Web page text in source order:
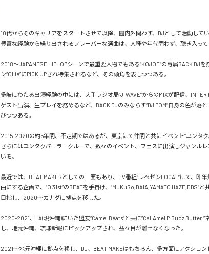
10代からそのキャリアをスタートさせて以降、圏内外問わず、DJとして活動してい
豊富な経験から繰り出されるフレーバーな選曲は、人種や年代問わず、聴き入って
2018〜JAPANESE HIPHOPシーンで最重要人物でもある“KOJOE”の専属BACK DJ
ン“Ollie”にPICK UPされ特集されるなど、その頭角を表しつつある。
多岐にわたる出演経験の中には、大手ラジオ局“J-WAVE”からのMIXが配信、INTER
ゲスト出演、生プレイを務めるなど、BACK DJのみならず“DJ POM”自身の色が落
びつつある。
2015-2020の約5年間、不定期ではあるが、東京にて仲間と共にイベント“ユンタク
さらにはユンタクパーラークルーで、数々のイベント、フェスに出演しジャンル
いる。
最近では、BEAT MAKERとしての一面もあり、TV番組“レペゼンLOCAL”にて、昨
曲にする企画で、“O 31st”のBEATを手掛け、”MuKuRo,DAIA,YAMATO HAZE,DDS”
目指し、2020〜カナダに拠点を移した。
2020-2021、LA(現沖縄)にいた盟友“Camel Beats”と共に”CaLAmel P.Budz Butter.”
し、地元沖縄、琉球新報にピックアップされ、益々目が離せなくなった。
2021〜地元沖縄に拠点を移し、DJ、BEAT MAKEはもちろん、多方面にアクション